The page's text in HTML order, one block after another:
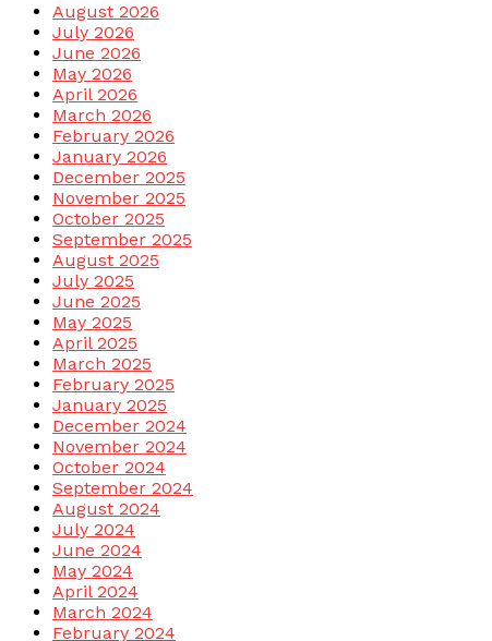
August 2026
July 2026
June 2026
May 2026
April 2026
March 2026
February 2026
January 2026
December 2025
November 2025
October 2025
September 2025
August 2025
July 2025
June 2025
May 2025
April 2025
March 2025
February 2025
January 2025
December 2024
November 2024
October 2024
September 2024
August 2024
July 2024
June 2024
May 2024
April 2024
March 2024
February 2024